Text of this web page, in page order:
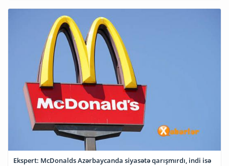
Ekspert: McDonalds Azərbaycanda siyasətə qarışmırdı, indi isə